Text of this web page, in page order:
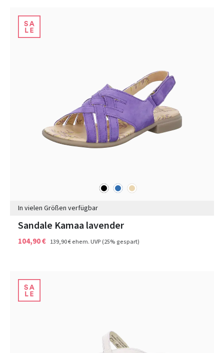
schwarz
blau beige
In vielen Größen verfügbar
Sandale Kamaa lavender
104,90 € 139,90 €ehem. UVP(25% gespart)